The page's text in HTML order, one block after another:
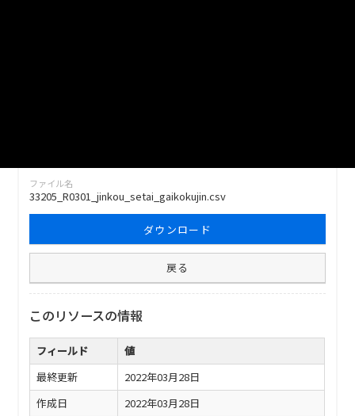
ファイル名
33205_R0301_jinkou_setai_gaikokujin.csv
ダウンロード
戻る
このリソースの情報
フィールド
値
最終更新
2022年03月28日
作成日
2022年03月28日